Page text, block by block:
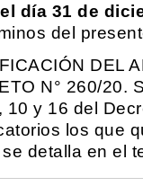
día 31 de
del
DEL
N° 260/20.
10 y 16 del
los que
detalla en el